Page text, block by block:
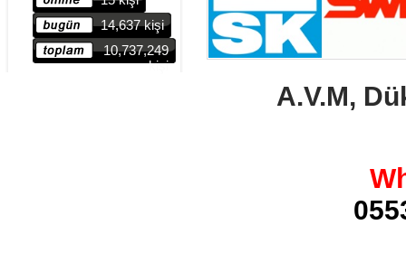
14,637 kişi
10,737,249
kişi
A.V.M,